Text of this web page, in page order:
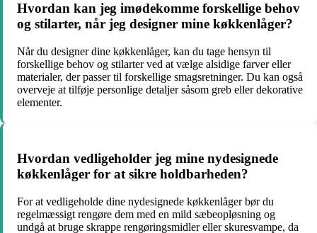
Hvordan kan jeg imødekomme forskellige behov
og stilarter, når jeg designer mine køkkenlåger?
Når du designer dine køkkenlåger, kan du tage hensyn til
forskellige behov og stilarter ved at vælge alsidige farver eller
materialer, der passer til forskellige smagsretninger. Du kan også
overveje at tilføje personlige detaljer såsom greb eller dekorative
elementer.
Hvordan vedligeholder jeg mine nydesignede
køkkenlåger for at sikre holdbarheden?
For at vedligeholde dine nydesignede køkkenlåger bør du
regelmæssigt rengøre dem med en mild sæbeopløsning og
undgå at bruge skrappe rengøringsmidler eller skuresvampe, da